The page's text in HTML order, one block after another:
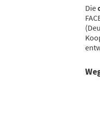
Die